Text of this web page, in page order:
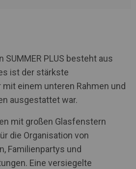
SUMMER PLUS besteht aus
ist der stärkste
einem unteren Rahmen und
ausgestattet war.
mit großen Glasfenstern
die Organisation von
Familienpartys und
Eine versiegelte